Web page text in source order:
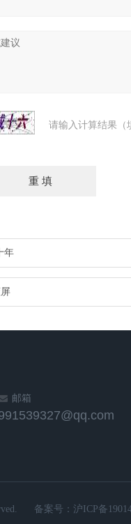
请输入计算结果（
年
邮箱
备案号： 沪ICP备